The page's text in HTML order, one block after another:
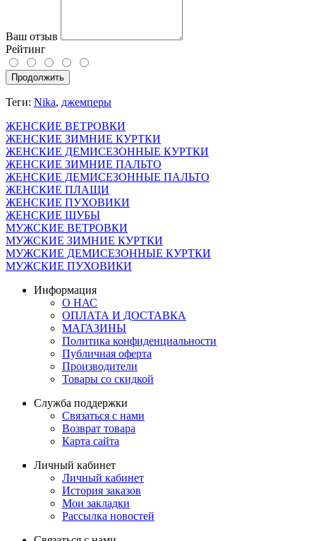
Ваш отзыв
Рейтинг
Продолжить
Теги: Nika, джемперы
ЖЕНСКИЕ ВЕТРОВКИ
ЖЕНСКИЕ ЗИМНИЕ КУРТКИ
ЖЕНСКИЕ ДЕМИСЕЗОННЫЕ КУРТКИ
ЖЕНСКИЕ ЗИМНИЕ ПАЛЬТО
ЖЕНСКИЕ ДЕМИСЕЗОННЫЕ ПАЛЬТО
ЖЕНСКИЕ ПЛАЩИ
ЖЕНСКИЕ ПУХОВИКИ
ЖЕНСКИЕ ШУБЫ
МУЖСКИЕ ВЕТРОВКИ
МУЖСКИЕ ЗИМНИЕ КУРТКИ
МУЖСКИЕ ДЕМИСЕЗОННЫЕ КУРТКИ
МУЖСКИЕ ПУХОВИКИ
Информация
О НАС
ОПЛАТА И ДОСТАВКА
МАГАЗИНЫ
Политика конфиденциальности
Публичная оферта
Производители
Товары со скидкой
Служба поддержки
Связаться с нами
Возврат товара
Карта сайта
Личный кабинет
Личный кабинет
История заказов
Мои закладки
Рассылка новостей